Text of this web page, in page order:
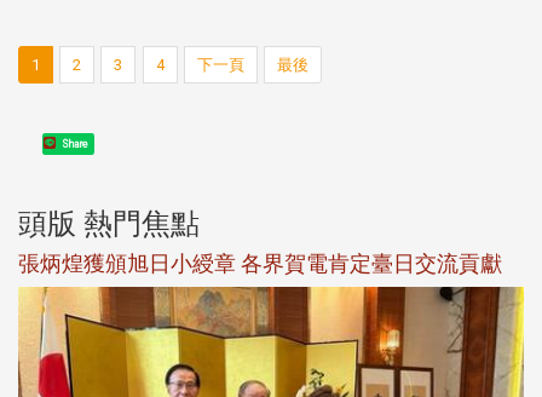
1 2 3 4 下一頁 最後
Share
頭版 熱門焦點
張炳煌獲頒旭日小綬章 各界賀電肯定臺日交流貢獻